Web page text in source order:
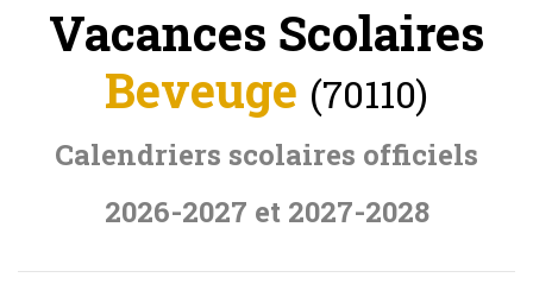
Vacances Scolaires
Beveuge (70110)
Calendriers scolaires officiels
2026-2027 et 2027-2028